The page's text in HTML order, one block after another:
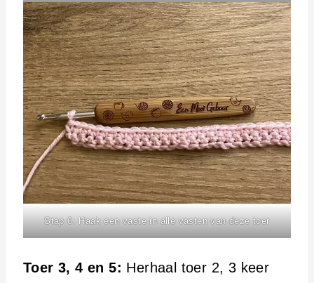
Stap 6: Haak een vaste in alle vasten van deze toer
Toer 3, 4 en 5: Herhaal toer 2, 3 keer